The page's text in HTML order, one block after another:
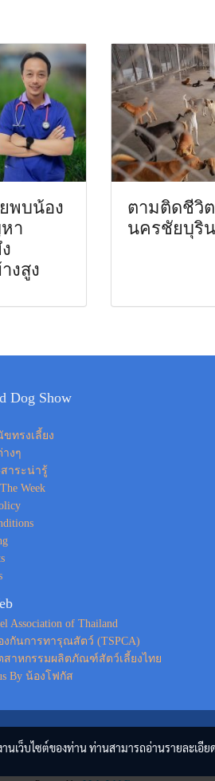
พบน้อง
า
งสูง
ตามติดชีวิ
นครชัยบุริ
Dog Show
ทรงเลี้ยง
งๆ
าระน่ารู้
Week
Association of Thailand
กันการทารุณสัตว์ (TSPCA)
สาหกรรมผลิตภัณฑ์สัตว์เลี้ยงไทย
By น้องโฟกัส
เว็บไซต์ของท่าน ท่านสามารถอ่านรายละเอี